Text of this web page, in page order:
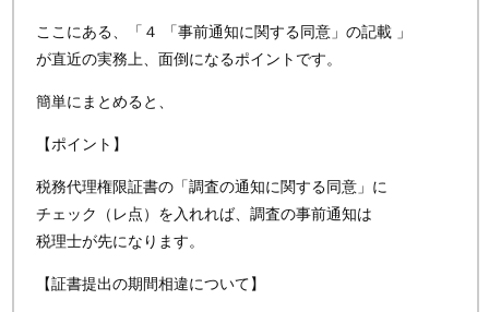
ここにある、「４ 「事前通知に関する同意」の記載 」
が直近の実務上、面倒になるポイントです。
簡単にまとめると、
【ポイント】
税務代理権限証書の「調査の通知に関する同意」に
チェック（レ点）を入れれば、調査の事前通知は
税理士が先になります。
【証書提出の期間相違について】